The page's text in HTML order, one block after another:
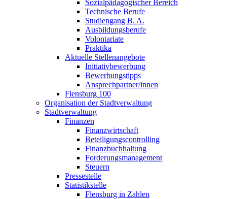
Sozialpädagogischer Bereich
Technische Berufe
Studiengang B. A.
Ausbildungsberufe
Volontariate
Praktika
Aktuelle Stellenangebote
Initiativbewerbung
Bewerbungstipps
Ansprechpartner/innen
Flensburg 100
Organisation der Stadtverwaltung
Stadtverwaltung
Finanzen
Finanzwirtschaft
Beteiligungscontrolling
Finanzbuchhaltung
Forderungsmanagement
Steuern
Pressestelle
Statistikstelle
Flensburg in Zahlen